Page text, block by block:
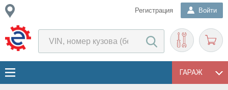
Регистрация Войти
ГАРАЖ